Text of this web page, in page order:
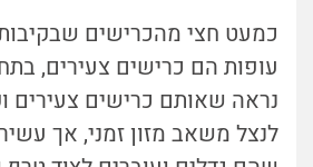
כמעט חצי מהכרישים
עופות הם כרישים צעירים,
נראה שאותם כרישים צעירים
לנצל משאב מזון זמני, אך